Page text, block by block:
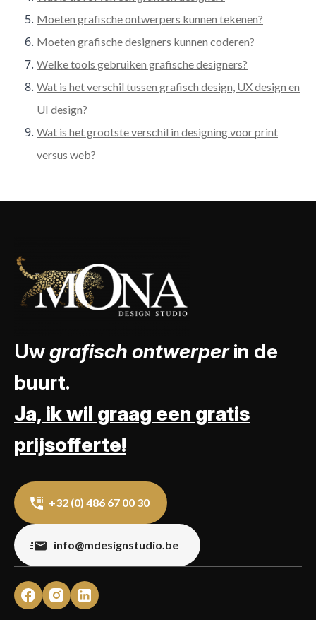
Moeten grafische ontwerpers kunnen tekenen?
Moeten grafische designers kunnen coderen?
Welke tools gebruiken grafische designers?
Wat is het verschil tussen grafisch design, UX design en
UI design?
Wat is het grootste verschil in designing voor print
versus web?
Uwgrafisch ontwerperin de
buurt.
Ja, ik wil graag een gratis
prijsofferte!
+32 (0) 486 67 00 30
info@mdesignstudio.be